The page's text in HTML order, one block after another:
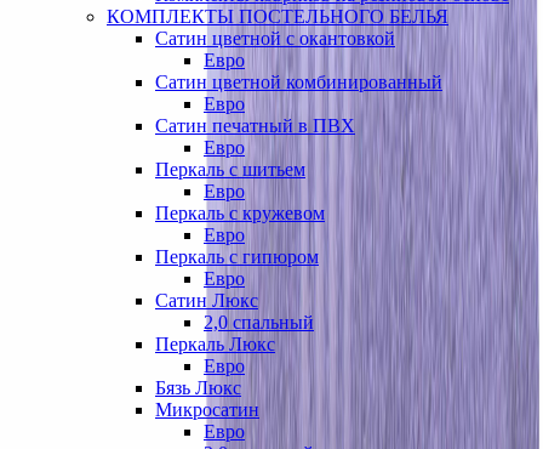
КОМПЛЕКТЫ ПОСТЕЛЬНОГО БЕЛЬЯ
Сатин цветной с окантовкой
Евро
Сатин цветной комбинированный
Евро
Сатин печатный в ПВХ
Евро
Перкаль с шитьем
Евро
Перкаль с кружевом
Евро
Перкаль с гипюром
Евро
Сатин Люкс
2,0 спальный
Перкаль Люкс
Евро
Бязь Люкс
Микросатин
Евро